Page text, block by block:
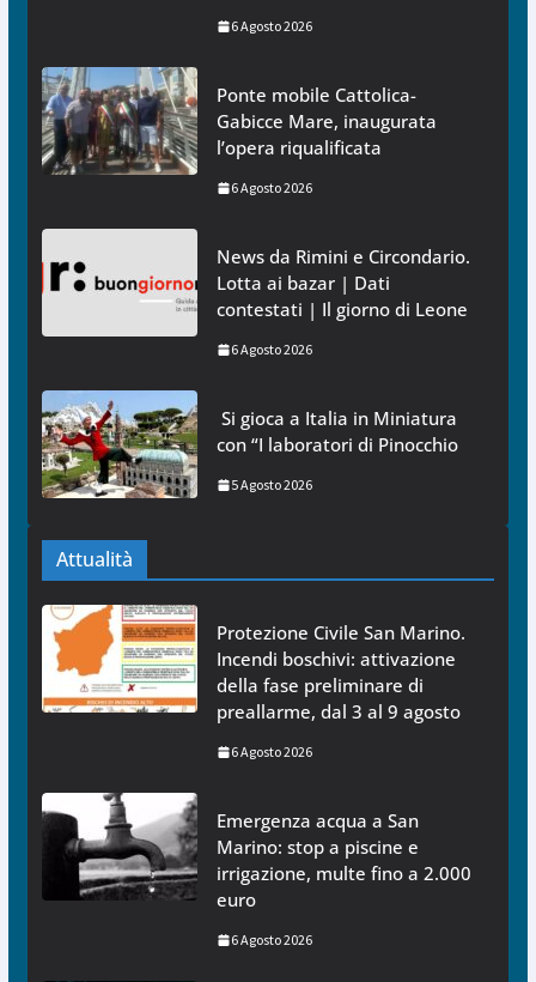
6 Agosto 2026
Ponte mobile Cattolica-
Gabicce Mare, inaugurata
l’opera riqualificata
6 Agosto 2026
News da Rimini e Circondario.
Lotta ai bazar | Dati
contestati | Il giorno di Leone
6 Agosto 2026
Si gioca a Italia in Miniatura
con “I laboratori di Pinocchio
5 Agosto 2026
Attualità
Protezione Civile San Marino.
Incendi boschivi: attivazione
della fase preliminare di
preallarme, dal 3 al 9 agosto
6 Agosto 2026
Emergenza acqua a San
Marino: stop a piscine e
irrigazione, multe fino a 2.000
euro
6 Agosto 2026